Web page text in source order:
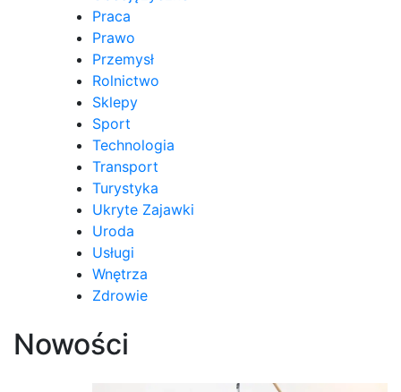
Praca
Prawo
Przemysł
Rolnictwo
Sklepy
Sport
Technologia
Transport
Turystyka
Ukryte Zajawki
Uroda
Usługi
Wnętrza
Zdrowie
Nowości